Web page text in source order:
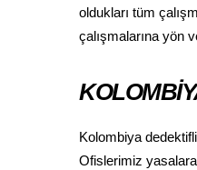
oldukları tüm
çalışmalarına yön
Kolombiya
Ofislerimiz